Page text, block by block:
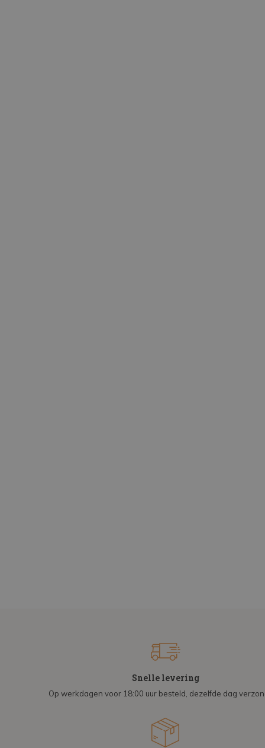
Snelle levering
Op werkdagen voor 18:00 uur besteld, dezelfde dag